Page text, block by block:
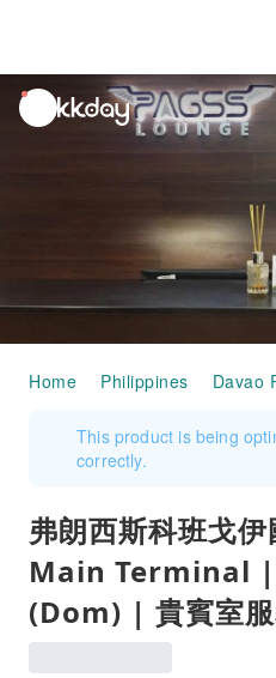
unread
notifications
Home Philippines Davao
This product is being
correctly.
弗朗西斯科班戈
Main Terminal |
(Dom) | 貴賓室